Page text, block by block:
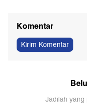
Komentar
Kirim Komentar
Jadilah